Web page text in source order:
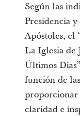
Según las
Presidencia
Apóstoles, el
La Iglesia de
Últimos
función de
proporcionar
claridad e